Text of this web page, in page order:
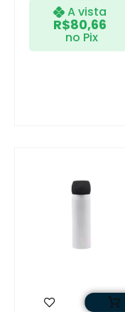
A vista
R$80,66
no Pix